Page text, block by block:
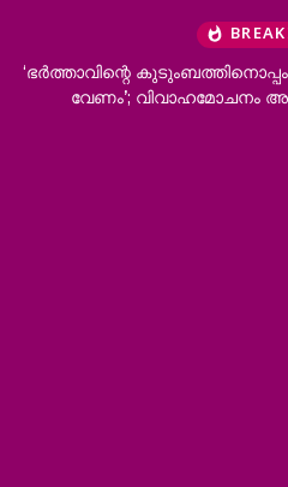
കുടുംബത്തിനൊപ്പം
അനുവദിച്ച്